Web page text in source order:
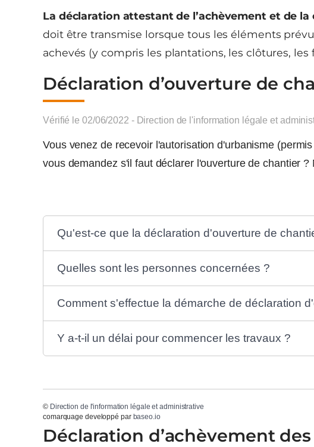
La déclaration attestant de l’achèvement et de
doit être transmise lorsque tous les éléments
achevés (y compris les plantations, les clôtures, les
Déclaration d’ouverture de
Vérifié le 02/06/2022 - Direction de l'information légale et
Vous venez de recevoir l'autorisation d'urbanisme
vous demandez s'il faut déclarer l'ouverture de chantier
Qu'est-ce que la déclaration d'ouverture de
Quelles sont les personnes concernées ?
Comment s'effectue la démarche de déclaration
Y a-t-il un délai pour commencer les travaux ?
© Direction de l'information légale et administrative
comarquage developpé par baseo.io
Déclaration d’achèvement